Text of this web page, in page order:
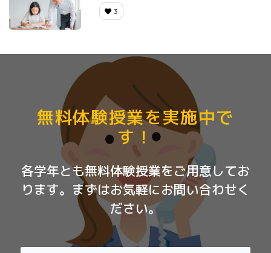
3
無料体験授業を実施中で
す！
各学年とも無料体験授業をご用意してお
ります。まずはお気軽にお問い合わせく
ださい。